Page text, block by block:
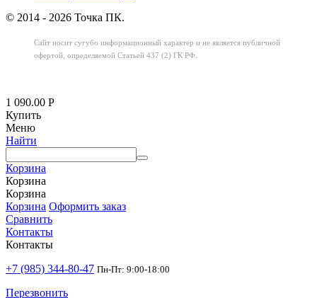
© 2014 - 2026 Точка ПК.
Сайт носит сугубо информационный характер и не является публичной
офертой, определяемой Статьей 437 (2) ГК РФ.
1 090.00 Р
Купить
Меню
Найти
Корзина
Корзина
Корзина
Корзина Оформить заказ
Сравнить
Контакты
Контакты
+7 (985) 344-80-47 Пн-Пт: 9:00-18:00
Перезвонить